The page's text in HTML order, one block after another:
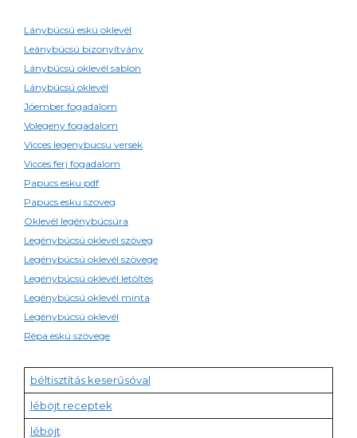
Lánybúcsú eskü oklevél
Leánybúcsú bizonyítvány
Lánybúcsú oklevél sablon
Lánybúcsú oklevél
Jóember fogadalom
Volegeny fogadalom
Vicces legenybucsu versek
Vicces ferj fogadalom
Papucs esku pdf
Papucs esku szoveg
Oklevél legénybúcsúra
Legénybúcsú oklevél szöveg
Legénybúcsú oklevél szövege
Legénybúcsú oklevél letöltés
Legénybúcsú oklevél minta
Legénybúcsú oklevél
Répa eskü szövege
béltisztítás keserűsóval
léböjt receptek
léböjt